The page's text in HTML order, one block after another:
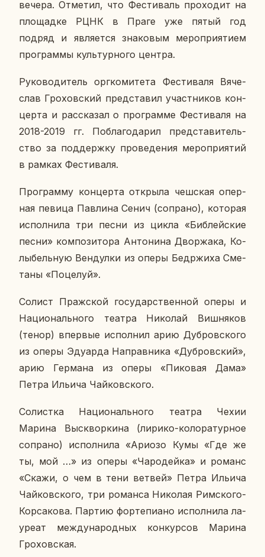
вечера. От­ме­тил, что Фе­сти­валь про­хо­дит на
пло­щад­ке РЦНК в Праге уже пятый год
подряд и яв­ля­ет­ся зна­ко­вым ме­ро­при­я­ти­ем
про­грам­мы куль­тур­но­го центра.
Ру­ко­во­ди­тель орг­ко­ми­те­та Фе­сти­ва­ля Вя­че­
слав Гро­хов­ский пред­ста­вил участ­ни­ков кон­
цер­та и рас­ска­зал о про­грам­ме Фе­сти­ва­ля на
2018-2019 гг. По­бла­го­да­рил пред­ста­ви­тель­
ство за под­держ­ку про­ве­де­ния ме­ро­при­я­тий
в рамках Фе­сти­ва­ля.
Про­грам­му кон­цер­та от­кры­ла чеш­ская опер­
ная певица Пав­ли­на Сенич (со­пра­но), ко­то­рая
ис­пол­ни­ла три песни из цикла «Биб­лей­ские
песни» ком­по­зи­то­ра Ан­то­ни­на Двор­жа­ка, Ко­
лы­бель­ную Вен­дул­ки из оперы Бед­р­жи­ха Сме­
та­ны «По­це­луй».
Солист Праж­ской го­су­дар­ствен­ной оперы и
На­ци­о­наль­но­го театра Ни­ко­лай Виш­ня­ков
(тенор) впер­вые ис­пол­нил арию Дуб­ров­ско­го
из оперы Эду­ар­да На­прав­ни­ка «Дуб­ров­ский»,
арию Гер­ма­на из оперы «Пи­ко­вая Дама»
Петра Ильича Чай­ков­ско­го.
Со­лист­ка На­ци­о­наль­но­го театра Чехии
Марина Вы­сквор­ки­на (лирико-ко­ло­ра­тур­ное
со­пра­но) ис­пол­ни­ла «Ариозо Кумы «Где же
ты, мой …» из оперы «Ча­ро­дей­ка» и романс
«Скажи, о чем в тени ветвей» Петра Ильича
Чай­ков­ско­го, три ро­ман­са Ни­ко­лая Рим­ско­го-
Кор­са­ко­ва. Партию фор­те­пи­а­но ис­пол­ни­ла ла­
у­ре­ат меж­ду­на­род­ных кон­кур­сов Марина
Гро­хов­ская.